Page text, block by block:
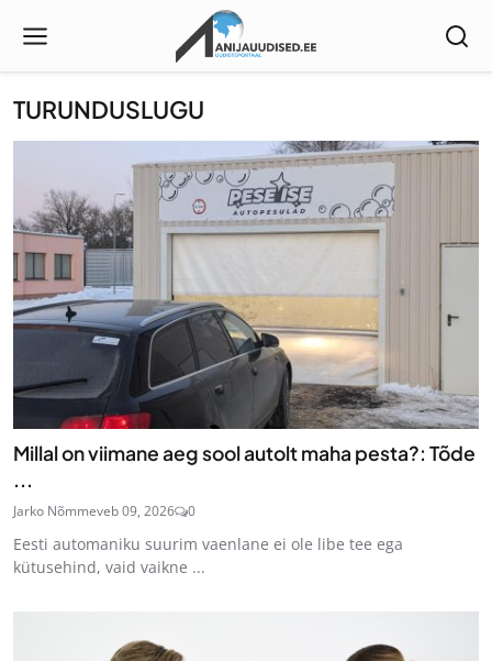
TURUNDUSLUGU
Millal on viimane aeg sool autolt maha pesta?: Tõde
...
Jarko Nõmmeveb 09, 2026 0
Eesti automaniku suurim vaenlane ei ole libe tee ega
kütusehind, vaid vaikne ...